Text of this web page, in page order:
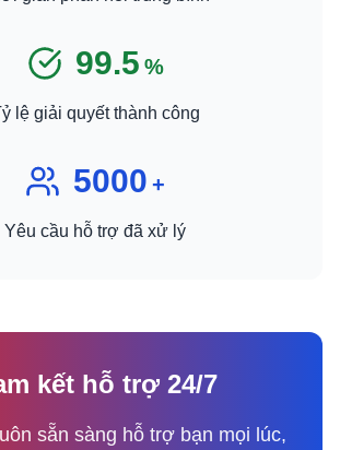
99.5 %
lệ giải quyết thành công
5000 +
Yêu cầu hỗ trợ đã xử lý
kết hỗ trợ 24/7
sẵn sàng hỗ trợ bạn mọi lúc,